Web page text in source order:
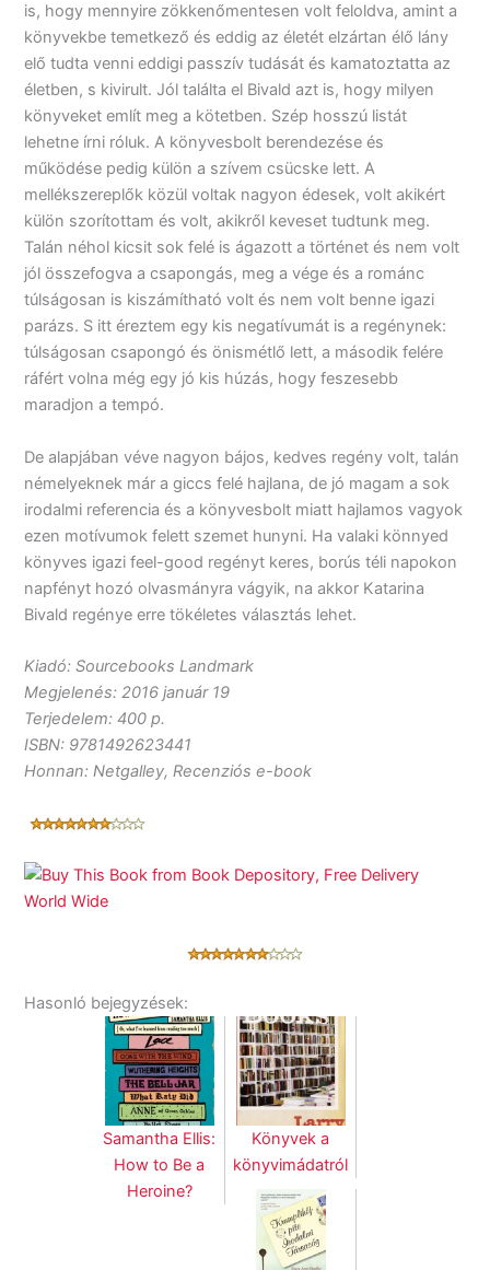
is, hogy mennyire zökkenőmentesen volt feloldva, amint a
könyvekbe temetkező és eddig az életét elzártan élő lány
elő tudta venni eddigi passzív tudását és kamatoztatta az
életben, s kivirult. Jól találta el Bivald azt is, hogy milyen
könyveket említ meg a kötetben. Szép hosszú listát
lehetne írni róluk. A könyvesbolt berendezése és
működése pedig külön a szívem csücske lett. A
mellékszereplők közül voltak nagyon édesek, volt akikért
külön szorítottam és volt, akikről keveset tudtunk meg.
Talán néhol kicsit sok felé is ágazott a történet és nem volt
jól összefogva a csapongás, meg a vége és a románc
túlságosan is kiszámítható volt és nem volt benne igazi
parázs. S itt éreztem egy kis negatívumát is a regénynek:
túlságosan csapongó és önismétlő lett, a második felére
ráfért volna még egy jó kis húzás, hogy feszesebb
maradjon a tempó.
De alapjában véve nagyon bájos, kedves regény volt, talán
némelyeknek már a giccs felé hajlana, de jó magam a sok
irodalmi referencia és a könyvesbolt miatt hajlamos vagyok
ezen motívumok felett szemet hunyni. Ha valaki könnyed
könyves igazi feel-good regényt keres, borús téli napokon
napfényt hozó olvasmányra vágyik, na akkor Katarina
Bivald regénye erre tökéletes választás lehet.
Kiadó: Sourcebooks Landmark
Megjelenés: 2016 január 19
Terjedelem: 400 p.
ISBN: 9781492623441
Honnan: Netgalley, Recenziós e-book
Hasonló bejegyzések:
Samantha Ellis:
How to Be a
Heroine?
Könyvek a
könyvimádatról